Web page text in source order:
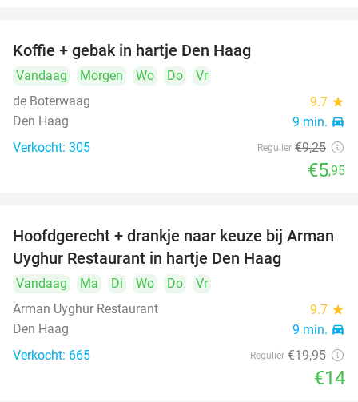
Koffie + gebak in hartje Den Haag
Vandaag Morgen Wo Do
Vr
de Boterwaag
9.7 star
Den Haag 9 min. directions_car
Verkocht: 305 Regulier €9,25
€5,95
30%
Hoofdgerecht + drankje naar keuze bij Arman
Uyghur Restaurant in hartje Den Haag
Vandaag Ma Di Wo Do
Vr
Arman Uyghur Restaurant
9.7 star
Den Haag 9 min. directions_car
Verkocht: 665 Regulier €19,95
€14